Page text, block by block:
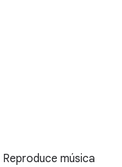
Reproduce música